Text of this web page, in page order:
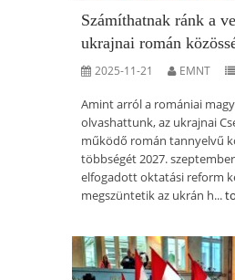
Számíthatnak ránk a
ukrajnai román
2025-11-21 EMNT
Amint arról a romániai
olvashattunk, az ukrajnai
működő román tannyelvű
többségét 2027.
elfogadott oktatási reform
megszüntetik az ukrán h...